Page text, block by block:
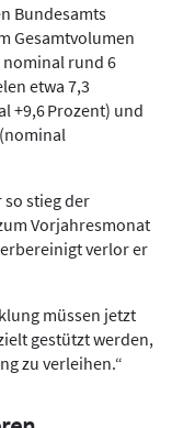
Bundesamts
Gesamtvolumen
nominal rund 6
etwa 7,3
+9,6 Prozent) und
stieg der
Vorjahresmonat
verlor er
müssen jetzt
gestützt werden,
zu verleihen.“